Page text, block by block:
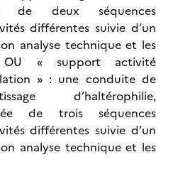
de deux séquences
différentes suivie d’un
analyse technique et les
OU « support activité
» : une conduite de
d’haltérophilie,
de trois séquences
différentes suivie d’un
analyse technique et les